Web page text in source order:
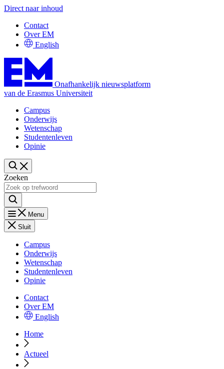
Direct naar inhoud
Contact
Over EM
English
Onafhankelijk nieuwsplatform
van de Erasmus Universiteit
Campus
Onderwijs
Wetenschap
Studentenleven
Opinie
Zoeken
Menu
Sluit
Campus
Onderwijs
Wetenschap
Studentenleven
Opinie
Contact
Over EM
English
Home
Actueel